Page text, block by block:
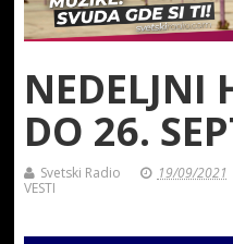
NEDELJNI
DO 26.
Svetski Radio 19/09/2021
VESTI